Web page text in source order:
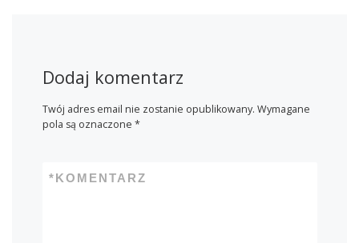
Dodaj komentarz
Twój adres email nie zostanie opublikowany. Wymagane
pola są oznaczone *
KOMENTARZ
*